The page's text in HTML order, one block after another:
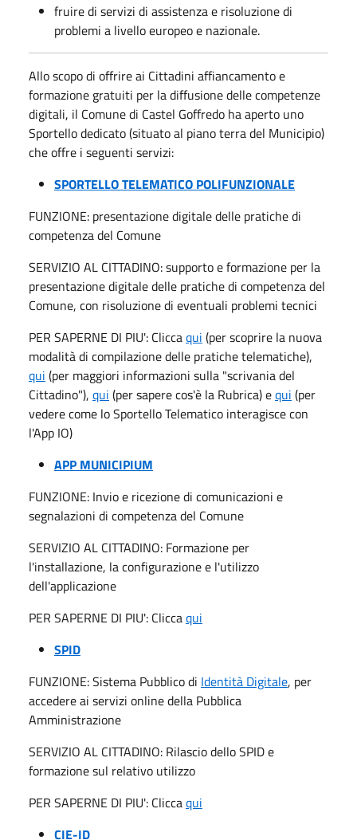
fruire di servizi di assistenza e risoluzione di
problemi a livello europeo e nazionale.
Allo scopo di offrire ai Cittadini affiancamento e
formazione gratuiti per la diffusione delle competenze
digitali, il Comune di Castel Goffredo ha aperto uno
Sportello dedicato (situato al piano terra del Municipio)
che offre i seguenti servizi:
SPORTELLO TELEMATICO POLIFUNZIONALE
FUNZIONE: presentazione digitale delle pratiche di
competenza del Comune
SERVIZIO AL CITTADINO: supporto e formazione per la
presentazione digitale delle pratiche di competenza del
Comune, con risoluzione di eventuali problemi tecnici
PER SAPERNE DI PIU': Cliccaqui (per scoprire la nuova
modalità di compilazione delle pratiche telematiche),
qui (per maggiori informazioni sulla "scrivania del
Cittadino"), qui (per sapere cos'è la Rubrica) equi (per
vedere come lo Sportello Telematico interagisce con
l'App IO)
APP MUNICIPIUM
FUNZIONE: Invio e ricezione di comunicazioni e
segnalazioni di competenza del Comune
SERVIZIO AL CITTADINO: Formazione per
l'installazione, la configurazione e l'utilizzo
dell'applicazione
PER SAPERNE DI PIU': Cliccaqui
SPID
FUNZIONE: Sistema Pubblico di Identità Digitale, per
accedere ai servizi online della Pubblica
Amministrazione
SERVIZIO AL CITTADINO: Rilascio dello SPID e
formazione sul relativo utilizzo
PER SAPERNE DI PIU': Cliccaqui
CIE-ID